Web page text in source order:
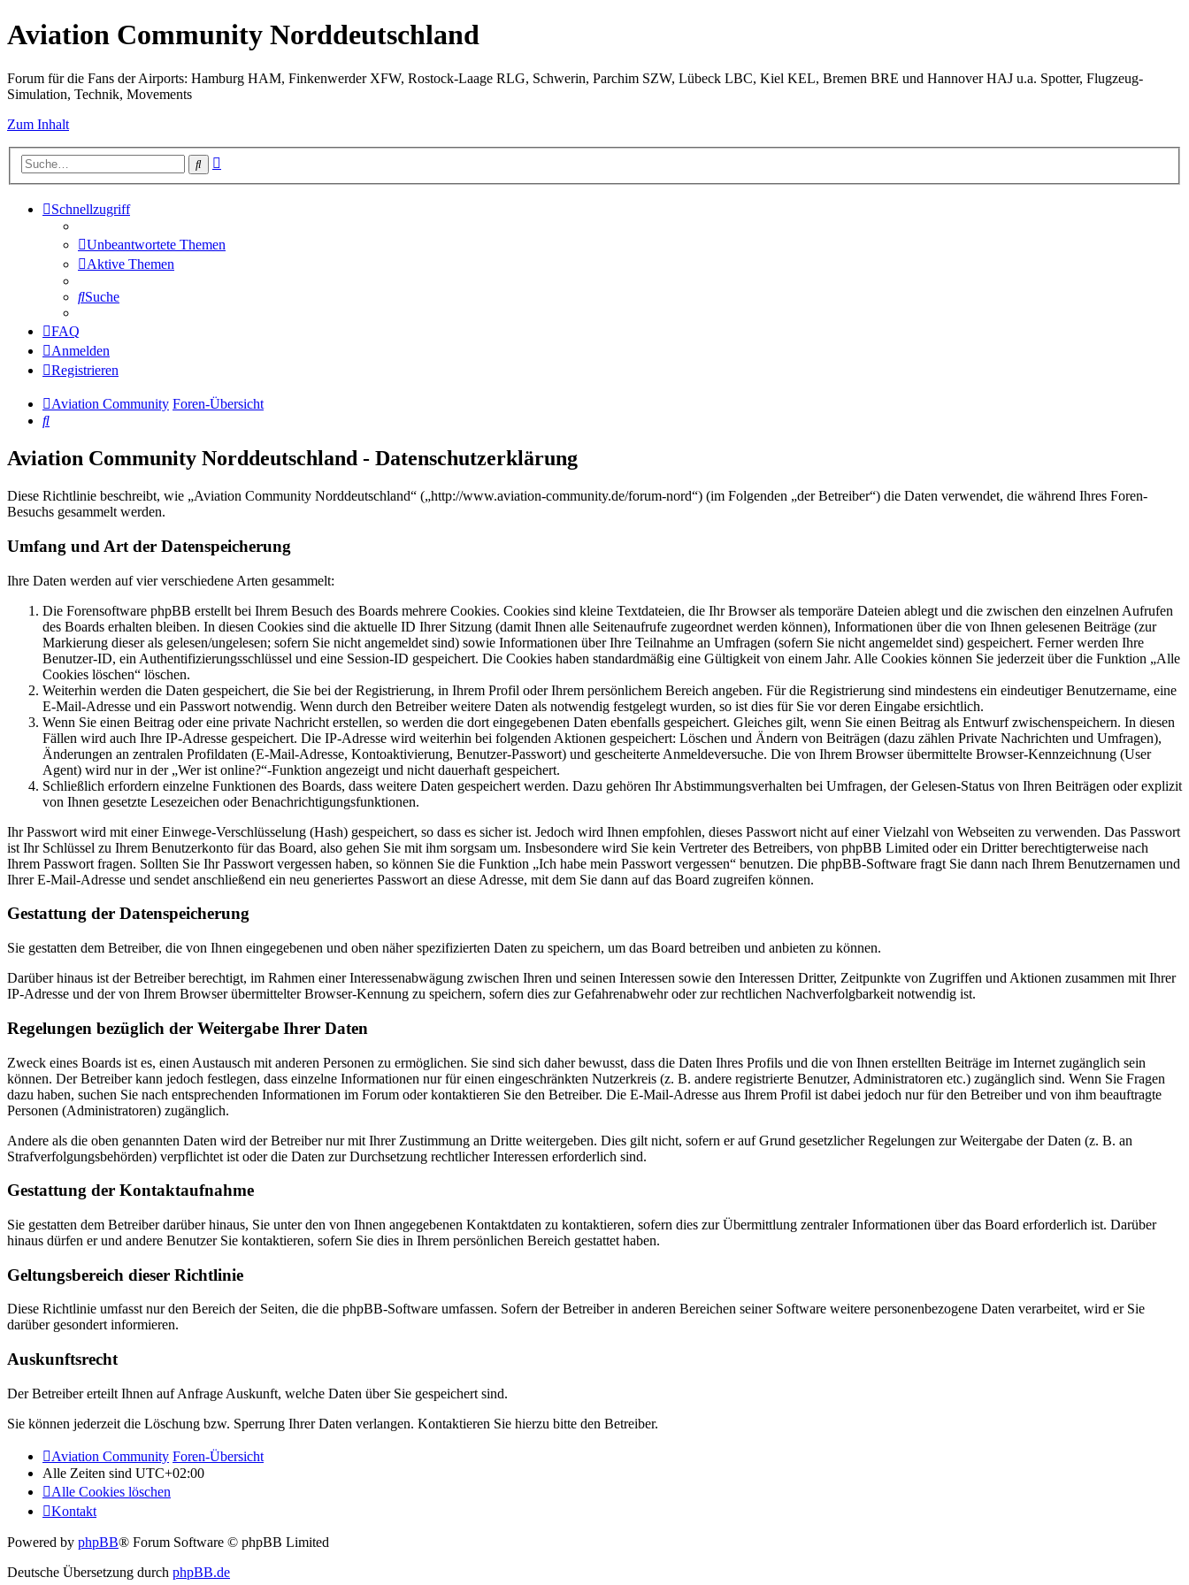
Aviation Community Norddeutschland
Forum für die Fans der Airports: Hamburg HAM, Finkenwerder XFW, Rostock-Laage RLG, Schwerin, Parchim SZW, Lübeck LBC, Kiel KEL, Bremen BRE und Hannover HAJ u.a. Spotter, Flugzeug-
Simulation, Technik, Movements
Zum Inhalt
Suche
Schnellzugriff
Unbeantwortete Themen
Aktive Themen
Suche
FAQ
Anmelden
Registrieren
Aviation Community Foren-Übersicht
Suche
Aviation Community Norddeutschland - Datenschutzerklärung
Diese Richtlinie beschreibt, wie „Aviation Community Norddeutschland“ („http://www.aviation-community.de/forum-nord“) (im Folgenden „der Betreiber“) die Daten verwendet, die während Ihres Foren-
Besuchs gesammelt werden.
Umfang und Art der Datenspeicherung
Ihre Daten werden auf vier verschiedene Arten gesammelt:
Die Forensoftware phpBB erstellt bei Ihrem Besuch des Boards mehrere Cookies. Cookies sind kleine Textdateien, die Ihr Browser als temporäre Dateien ablegt und die zwischen den einzelnen Aufrufen
des Boards erhalten bleiben. In diesen Cookies sind die aktuelle ID Ihrer Sitzung (damit Ihnen alle Seitenaufrufe zugeordnet werden können), Informationen über die von Ihnen gelesenen Beiträge (zur
Markierung dieser als gelesen/ungelesen; sofern Sie nicht angemeldet sind) sowie Informationen über Ihre Teilnahme an Umfragen (sofern Sie nicht angemeldet sind) gespeichert. Ferner werden Ihre
Benutzer-ID, ein Authentifizierungsschlüssel und eine Session-ID gespeichert. Die Cookies haben standardmäßig eine Gültigkeit von einem Jahr. Alle Cookies können Sie jederzeit über die Funktion „Alle
Cookies löschen“ löschen.
Weiterhin werden die Daten gespeichert, die Sie bei der Registrierung, in Ihrem Profil oder Ihrem persönlichem Bereich angeben. Für die Registrierung sind mindestens ein eindeutiger Benutzername, eine
E-Mail-Adresse und ein Passwort notwendig. Wenn durch den Betreiber weitere Daten als notwendig festgelegt wurden, so ist dies für Sie vor deren Eingabe ersichtlich.
Wenn Sie einen Beitrag oder eine private Nachricht erstellen, so werden die dort eingegebenen Daten ebenfalls gespeichert. Gleiches gilt, wenn Sie einen Beitrag als Entwurf zwischenspeichern. In diesen
Fällen wird auch Ihre IP-Adresse gespeichert. Die IP-Adresse wird weiterhin bei folgenden Aktionen gespeichert: Löschen und Ändern von Beiträgen (dazu zählen Private Nachrichten und Umfragen),
Änderungen an zentralen Profildaten (E-Mail-Adresse, Kontoaktivierung, Benutzer-Passwort) und gescheiterte Anmeldeversuche. Die von Ihrem Browser übermittelte Browser-Kennzeichnung (User
Agent) wird nur in der „Wer ist online?“-Funktion angezeigt und nicht dauerhaft gespeichert.
Schließlich erfordern einzelne Funktionen des Boards, dass weitere Daten gespeichert werden. Dazu gehören Ihr Abstimmungsverhalten bei Umfragen, der Gelesen-Status von Ihren Beiträgen oder explizit
von Ihnen gesetzte Lesezeichen oder Benachrichtigungsfunktionen.
Ihr Passwort wird mit einer Einwege-Verschlüsselung (Hash) gespeichert, so dass es sicher ist. Jedoch wird Ihnen empfohlen, dieses Passwort nicht auf einer Vielzahl von Webseiten zu verwenden. Das Passwort
ist Ihr Schlüssel zu Ihrem Benutzerkonto für das Board, also gehen Sie mit ihm sorgsam um. Insbesondere wird Sie kein Vertreter des Betreibers, von phpBB Limited oder ein Dritter berechtigterweise nach
Ihrem Passwort fragen. Sollten Sie Ihr Passwort vergessen haben, so können Sie die Funktion „Ich habe mein Passwort vergessen“ benutzen. Die phpBB-Software fragt Sie dann nach Ihrem Benutzernamen und
Ihrer E-Mail-Adresse und sendet anschließend ein neu generiertes Passwort an diese Adresse, mit dem Sie dann auf das Board zugreifen können.
Gestattung der Datenspeicherung
Sie gestatten dem Betreiber, die von Ihnen eingegebenen und oben näher spezifizierten Daten zu speichern, um das Board betreiben und anbieten zu können.
Darüber hinaus ist der Betreiber berechtigt, im Rahmen einer Interessenabwägung zwischen Ihren und seinen Interessen sowie den Interessen Dritter, Zeitpunkte von Zugriffen und Aktionen zusammen mit Ihrer
IP-Adresse und der von Ihrem Browser übermittelter Browser-Kennung zu speichern, sofern dies zur Gefahrenabwehr oder zur rechtlichen Nachverfolgbarkeit notwendig ist.
Regelungen bezüglich der Weitergabe Ihrer Daten
Zweck eines Boards ist es, einen Austausch mit anderen Personen zu ermöglichen. Sie sind sich daher bewusst, dass die Daten Ihres Profils und die von Ihnen erstellten Beiträge im Internet zugänglich sein
können. Der Betreiber kann jedoch festlegen, dass einzelne Informationen nur für einen eingeschränkten Nutzerkreis (z. B. andere registrierte Benutzer, Administratoren etc.) zugänglich sind. Wenn Sie Fragen
dazu haben, suchen Sie nach entsprechenden Informationen im Forum oder kontaktieren Sie den Betreiber. Die E-Mail-Adresse aus Ihrem Profil ist dabei jedoch nur für den Betreiber und von ihm beauftragte
Personen (Administratoren) zugänglich.
Andere als die oben genannten Daten wird der Betreiber nur mit Ihrer Zustimmung an Dritte weitergeben. Dies gilt nicht, sofern er auf Grund gesetzlicher Regelungen zur Weitergabe der Daten (z. B. an
Strafverfolgungsbehörden) verpflichtet ist oder die Daten zur Durchsetzung rechtlicher Interessen erforderlich sind.
Gestattung der Kontaktaufnahme
Sie gestatten dem Betreiber darüber hinaus, Sie unter den von Ihnen angegebenen Kontaktdaten zu kontaktieren, sofern dies zur Übermittlung zentraler Informationen über das Board erforderlich ist. Darüber
hinaus dürfen er und andere Benutzer Sie kontaktieren, sofern Sie dies in Ihrem persönlichen Bereich gestattet haben.
Geltungsbereich dieser Richtlinie
Diese Richtlinie umfasst nur den Bereich der Seiten, die die phpBB-Software umfassen. Sofern der Betreiber in anderen Bereichen seiner Software weitere personenbezogene Daten verarbeitet, wird er Sie
darüber gesondert informieren.
Auskunftsrecht
Der Betreiber erteilt Ihnen auf Anfrage Auskunft, welche Daten über Sie gespeichert sind.
Sie können jederzeit die Löschung bzw. Sperrung Ihrer Daten verlangen. Kontaktieren Sie hierzu bitte den Betreiber.
Aviation Community Foren-Übersicht
Alle Zeiten sind UTC+02:00
Alle Cookies löschen
Kontakt
Powered by phpBB® Forum Software © phpBB Limited
Deutsche Übersetzung durch phpBB.de